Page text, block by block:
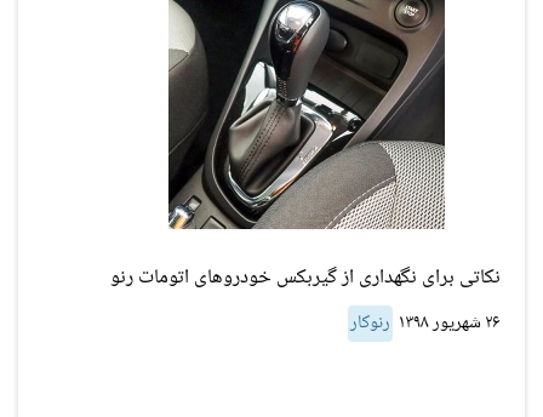
نکاتی برای نگهداری از گیربکس خودروهای اتومات رنو
۲۶ شهریور ۱۳۹۸ رنوکار